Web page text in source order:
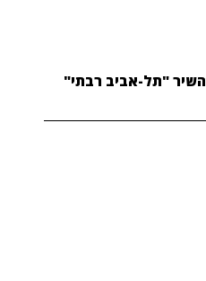
השיר "תל-אביב רבתי"